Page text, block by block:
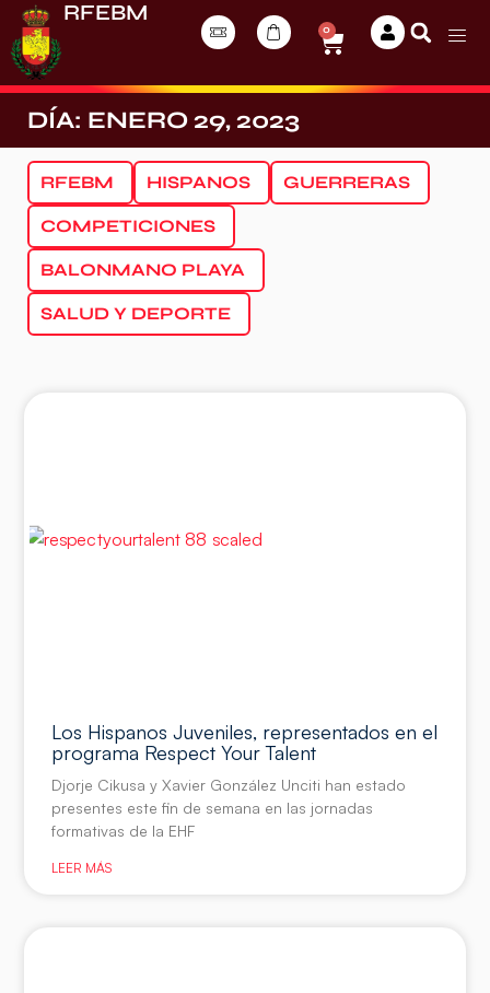
RFEBM
0
DÍA: ENERO 29, 2023
RFEBM HISPANOS GUERRERAS
COMPETICIONES
BALONMANO PLAYA
SALUD Y DEPORTE
Los Hispanos Juveniles, representados en el
programa Respect Your Talent
Djorje Cikusa y Xavier González Unciti han estado
presentes este fin de semana en las jornadas
formativas de la EHF
LEER MÁS